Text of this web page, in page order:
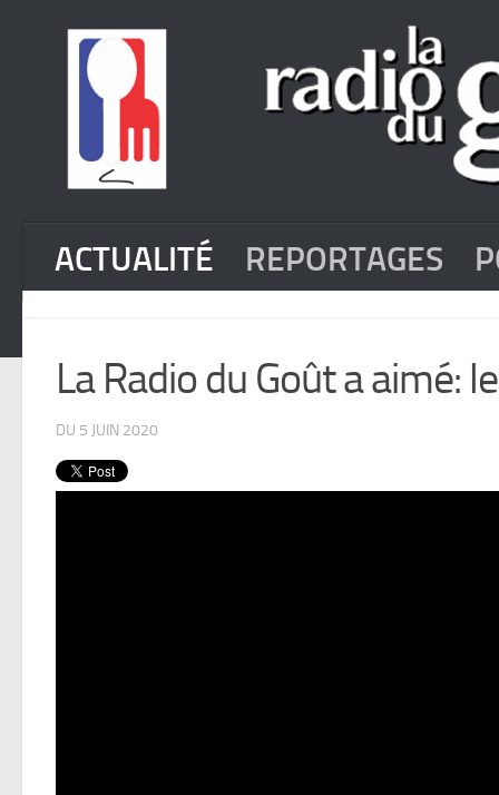
ACTUALITÉ REPORTAGES
La Radio du Goût a aimé:
DU 5 JUIN 2020